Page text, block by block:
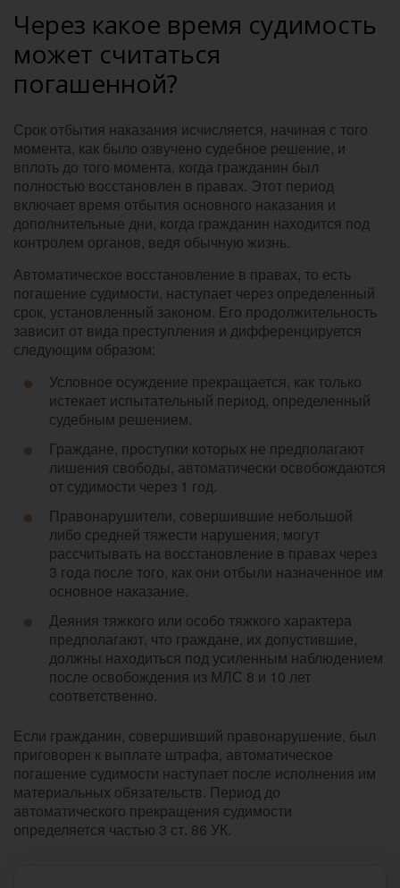
Через какое время судимость
может считаться
погашенной?
Срок отбытия наказания исчисляется, начиная с того
момента, как было озвучено судебное решение, и
вплоть до того момента, когда гражданин был
полностью восстановлен в правах. Этот период
включает время отбытия основного наказания и
дополнительные дни, когда гражданин находится под
контролем органов, ведя обычную жизнь.
Автоматическое восстановление в правах, то есть
погашение судимости, наступает через определенный
срок, установленный законом. Его продолжительность
зависит от вида преступления и дифференцируется
следующим образом:
Условное осуждение прекращается, как только
истекает испытательный период, определенный
судебным решением.
Граждане, проступки которых не предполагают
лишения свободы, автоматически освобождаются
от судимости через 1 год.
Правонарушители, совершившие небольшой
либо средней тяжести нарушения, могут
рассчитывать на восстановление в правах через
3 года после того, как они отбыли назначенное им
основное наказание.
Деяния тяжкого или особо тяжкого характера
предполагают, что граждане, их допустившие,
должны находиться под усиленным наблюдением
после освобождения из МЛС 8 и 10 лет
соответственно.
Если гражданин, совершивший правонарушение, был
приговорен к выплате штрафа, автоматическое
погашение судимости наступает после исполнения им
материальных обязательств. Период до
автоматического прекращения судимости
определяется частью 3 ст. 86 УК.